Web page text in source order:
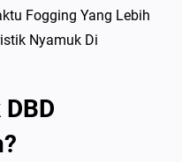
Fogging Yang Lebih
Nyamuk Di